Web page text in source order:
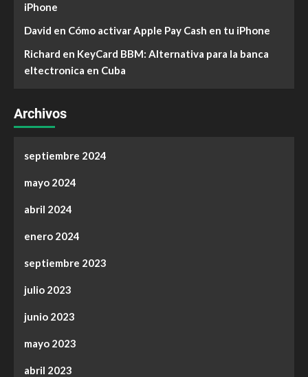
iPhone
David en Cómo activar Apple Pay Cash en tu iPhone
Richard en KeyCard BBM: Alternativa para la banca
eltectronica en Cuba
Archivos
septiembre 2024
mayo 2024
abril 2024
enero 2024
septiembre 2023
julio 2023
junio 2023
mayo 2023
abril 2023